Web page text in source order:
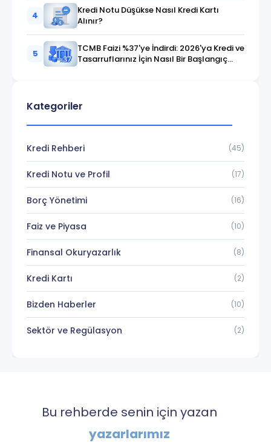
4
Kredi Notu Düşükse Nasıl Kredi Kartı
Alınır?
5
TCMB Faizi %37'ye İndirdi: 2026'ya Kredi ve
Tasarruflarınız İçin Nasıl Bir Başlangıç
Kategoriler
Kredi Rehberi (45)
Kredi Notu ve Profil (17)
Borç Yönetimi (16)
Faiz ve Piyasa (10)
Finansal Okuryazarlık (8)
Kredi Kartı (2)
Bizden Haberler (10)
Sektör ve Regülasyon (2)
Bu rehberde senin için yazan
yazarlarımız